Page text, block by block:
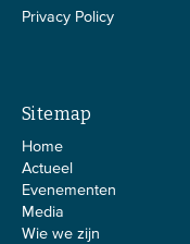
Privacy Policy
Sitemap
Home
Actueel
Evenementen
Media
Wie we zijn